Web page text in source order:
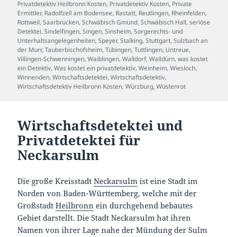
Privatdetektiv Heilbronn Kosten, Privatdetektiv Kosten, Private
Ermittler, Radolfzell am Bodensee, Rastatt, Reutlingen, Rheinfelden,
Rottweil,Saarbrücken,Schwäbisch Gmünd,Schwäbisch Hall,seriöse
Detektei,Sindelfingen,Singen,Sinsheim,Sorgerechts- und
Unterhaltsangelegenheiten,Speyer,Stalking,Stuttgart,Sulzbach an
der Murr,Tauberbischofsheim,Tübingen,Tuttlingen, Untreue,
Villingen-Schwenningen,Waiblingen,Walldorf,Walldürn,was kostet
ein Detektiv,Was kostet ein privatdetektiv,Weinheim,Wiesloch,
Winnenden,Wirtschaftsdetektei,Wirtschaftsdetektiv,
Wirtschaftsdetektiv Heilbronn Kosten,Würzburg,Wüstenrot
Wirtschaftsdetektei und
Privatdetektei für
Neckarsulm
Die große KreisstadtNeckarsulm ist eine Stadt im
Norden von Baden-Württemberg, welche mit der
GroßstadtHeilbronn ein durchgehend bebautes
Gebiet darstellt. Die Stadt Neckarsulm hat ihren
Namen von ihrer Lage nahe der Mündung der Sulm